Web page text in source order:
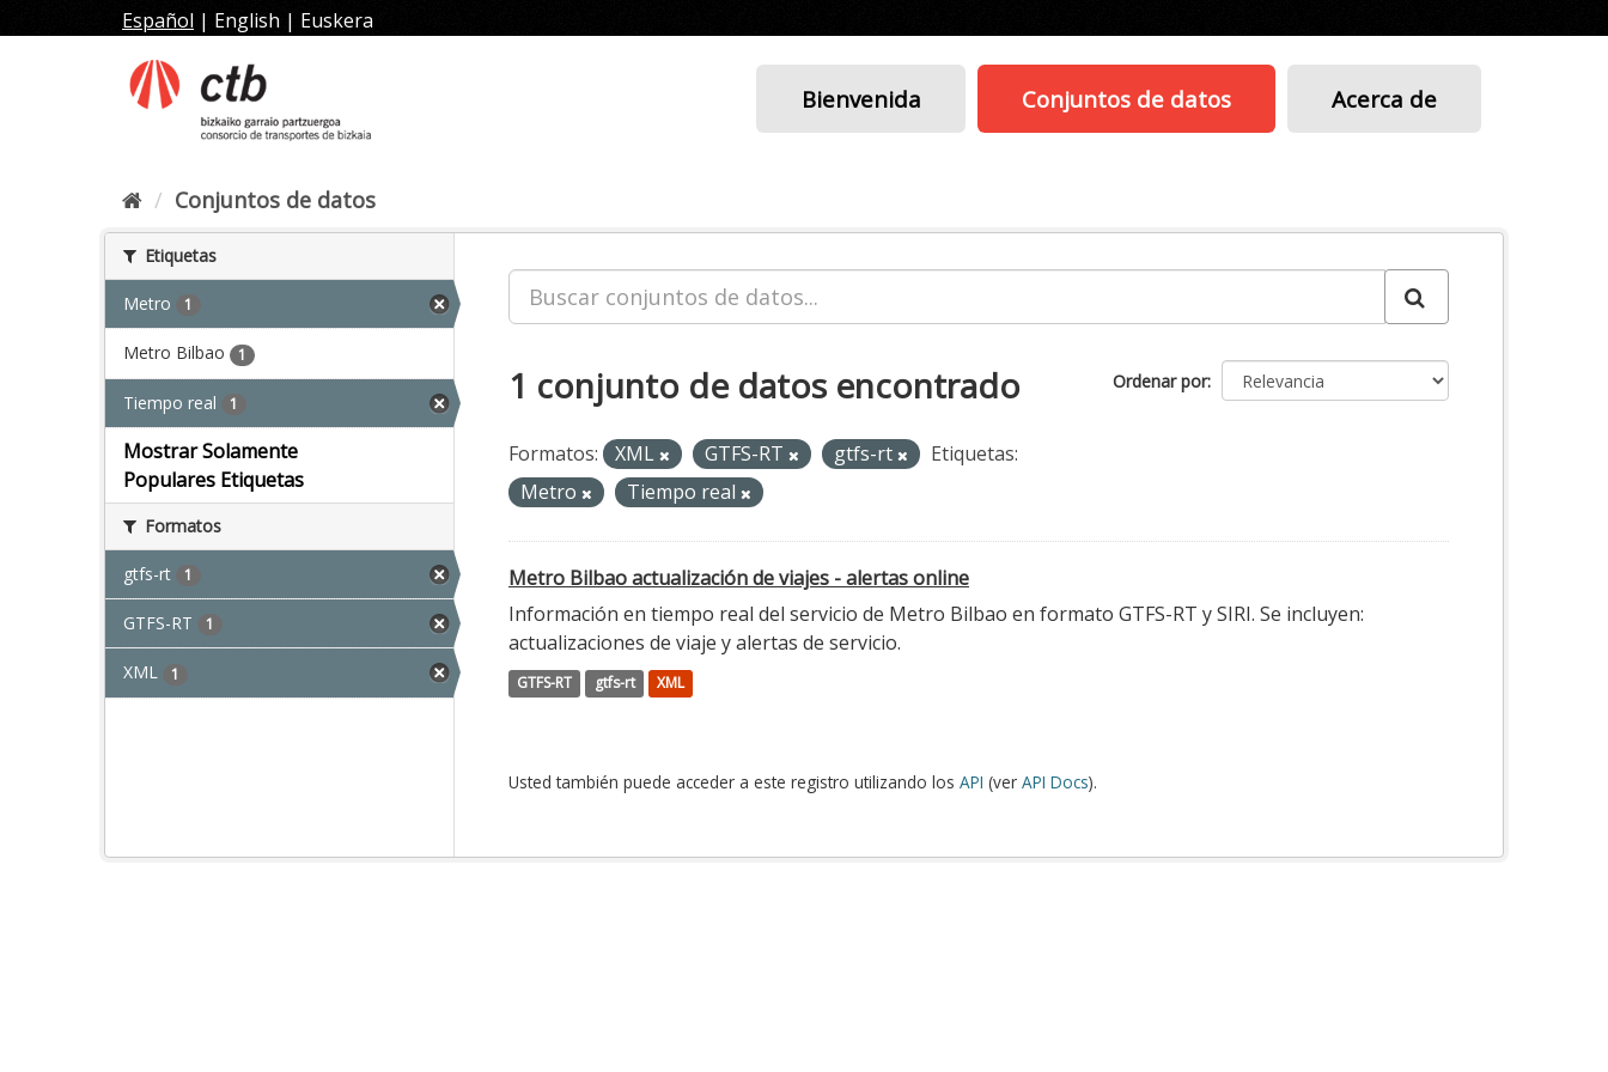
al
Español | English | Euskera
Bienvenida Conjuntos de datos Acerca de
Conjuntos de datos
Etiquetas
Metro 1
Metro Bilbao 1
Tiempo real 1
Mostrar Solamente
Populares Etiquetas
Formatos
gtfs-rt 1
GTFS-RT 1
XML 1
Ordenar por
1 conjunto de datos encontrado
Formatos: XML GTFS-RT gtfs-rt
Etiquetas:
Metro
Tiempo real
Metro Bilbao actualización de viajes - alertas online
Información en tiempo real del servicio de Metro Bilbao en formato GTFS-RT y SIRI. Se incluyen:
actualizaciones de viaje y alertas de servicio.
GTFS-RT gtfs-rt XML
Usted también puede acceder a este registro utilizando los API (ver API Docs).